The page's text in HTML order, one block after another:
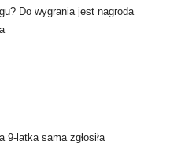
Do wygrania jest nagroda
9-latka sama zgłosiła